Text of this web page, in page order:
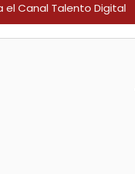
el Canal Talento Digital